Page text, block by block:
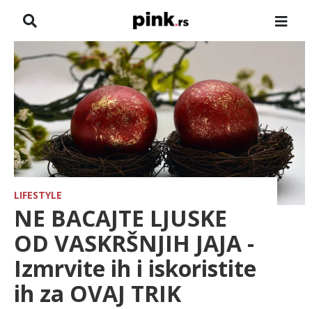
NASLOVNA
ZADRUGA
SHOWBIZ
HRONIKA
FARMERI
SPORT
LIFESTYLE
NE BACAJTE LJUSKE
OD VASKRŠNJIH JAJA -
Izmrvite ih i iskoristite
ih za OVAJ TRIK